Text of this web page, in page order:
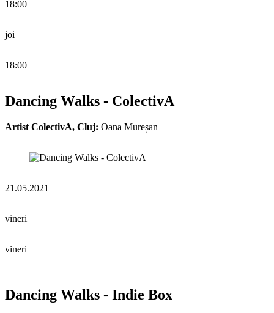
18:00
joi
18:00
Dancing Walks - ColectivA
Artist ColectivA, Cluj: Oana Mureșan
21.05.2021
vineri
vineri
Dancing Walks - Indie Box